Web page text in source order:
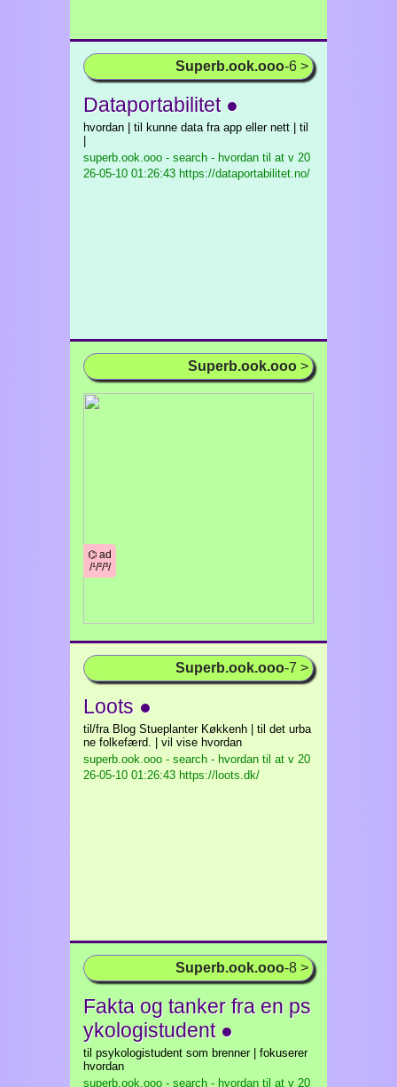
Superb.ook.ooo-6 >
Dataportabilitet ●
hvordan | til kunne data fra app eller nett | til
superb.ook.ooo - search - hvordan til at v 20
26-05-10 01:26:43 https://dataportabilitet.no/
Superb.ook.ooo >
⌬ ad
/¹/²/³/
Superb.ook.ooo-7 >
Loots ●
til/fra Blog Stueplanter Køkkenh | til det urba
ne folkefærd. | vil vise hvordan
superb.ook.ooo - search - hvordan til at v 20
26-05-10 01:26:43 https://loots.dk/
Superb.ook.ooo-8 >
Fakta og tanker fra en ps
ykologistudent ●
til psykologistudent som brenner | fokuserer
hvordan
superb.ook.ooo - search - hvordan til at v 20